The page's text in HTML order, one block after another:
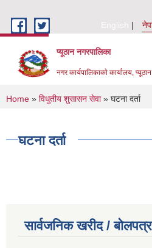
English
प्यूठान नगरपालिका
नगर कार्यपालिकाकाे कार्यालय,
You are here
Home » विधुतीय शुसासन सेवा» घटना दर्ता
घटना दर्ता
सार्वजनिक खरीद /